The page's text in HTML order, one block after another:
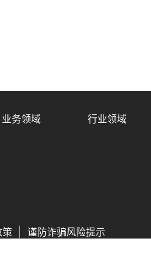
业务领域 行业领域
策 谨防诈骗风险提示